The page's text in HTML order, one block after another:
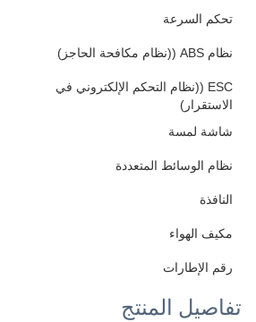
تحكم السرعة
نظام ABS ((نظام مكافحة الحاجز)
ESC ((نظام التحكم الإلكتروني في
الاستقرار)
شاشة لمسة
نظام الوسائط المتعددة
النافذة
مكيف الهواء
رقم الإطارات
تفاصيل المنتج